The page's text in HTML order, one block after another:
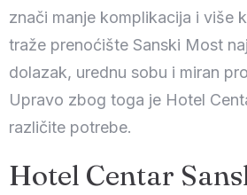
znači manje komplikacija i više
traže prenoćište Sanski Most
dolazak, urednu sobu i miran
Upravo zbog toga je Hotel
različite potrebe.
Hotel Centar